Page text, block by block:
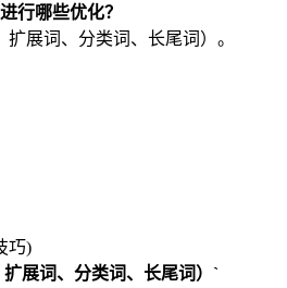
行哪些优化？
展词、分类词、长尾词）。
巧)
展词、分类词、长尾词）`